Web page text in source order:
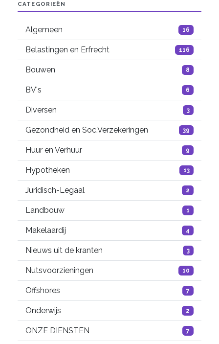
CATEGORIEËN
Algemeen 16
Belastingen en Erfrecht 116
Bouwen 8
BV's 6
Diversen 3
Gezondheid en Soc.Verzekeringen 39
Huur en Verhuur 9
Hypotheken 13
Juridisch-Legaal 2
Landbouw 1
Makelaardij 4
Nieuws uit de kranten 3
Nutsvoorzieningen 10
Offshores 7
Onderwijs 2
ONZE DIENSTEN 7